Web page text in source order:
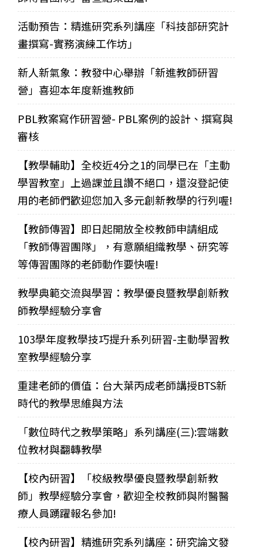
活動預告：精進研究系列講座「科技部研究計
畫撰寫-實務演練工作坊」
新人新氣象：教發中心舉辦「新進教師研習
營」喜迎本年度新進教師
PBL教案寫作研習營- PBL案例的設計、撰寫與
審核
【教學輔助】全校近4分之1的同學已在「主動
學習教室」上過課並且讚不絕口，還沒登記使
用的老師們歡迎您加入多元創新教學的行列喔!
【教師傳習】即日起開放全校教師申請組成
「教師傳習團隊」，有意願組織教學、研究等
等傳習團隊的老師動作要快喔!
教學典範交流與學習：教學優良暨教學創新教
師教學經驗分享會
103學年度教學技巧提升系列研習-主動學習教
室教學經驗分享
重建老師的價值：台大葉丙成老師講授BTS新
時代的教學思維與方法
「數位時代之教學策略」系列講座(三):雲端數
位教材與翻轉教學
【校內研習】「校級教學優良暨教學創新教
師」教學經驗分享會，歡迎全校教師與附醫醫
療人員踴躍報名參加!
【校內研習】精進研究系列講座：研究論文發